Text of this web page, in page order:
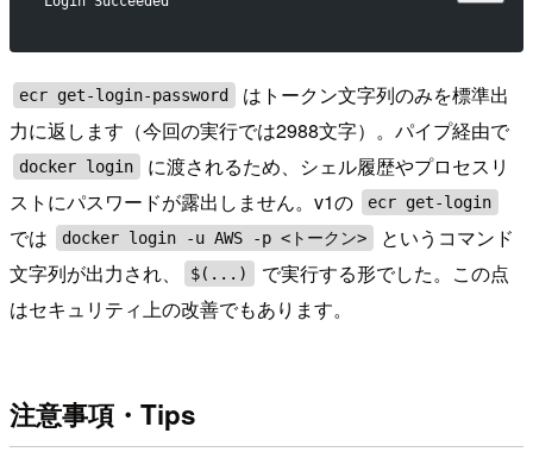
ecr get-login-password
はトークン文字列のみを標準出
力に返します（今回の実行では2988文字）。パイプ経由で
docker login
に渡されるため、シェル履歴やプロセスリ
ストにパスワードが露出しません。v1の
ecr get-login
では docker login -u AWS -p <トークン>
というコマンド
文字列が出力され、
$(...)
で実行する形でした。この点
はセキュリティ上の改善でもあります。
注意事項・Tips